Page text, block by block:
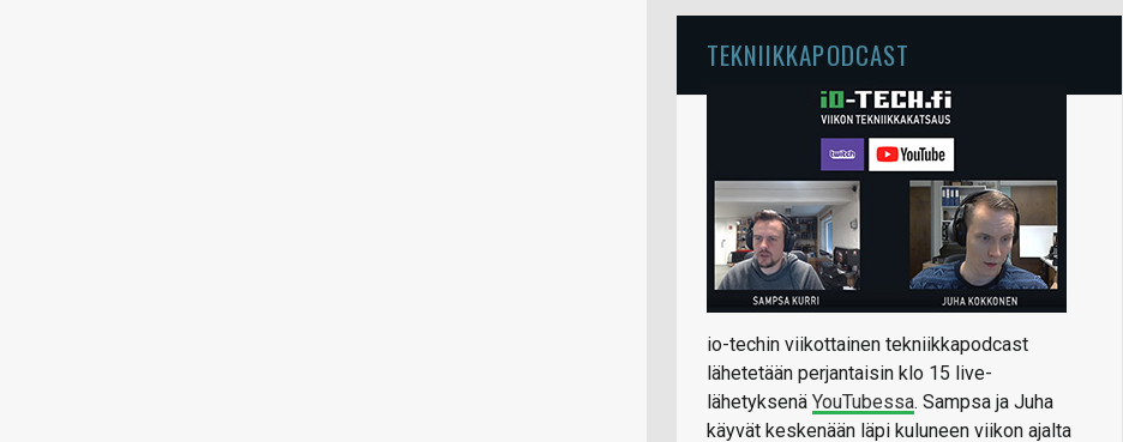
TEKNIIKKAPODCAST
io-techin viikottainen tekniikkapodcast
lähetetään perjantaisin klo 15 live-
lähetyksenä YouTubessa. Sampsa ja Juha
käyvät keskenään läpi kuluneen viikon ajalta